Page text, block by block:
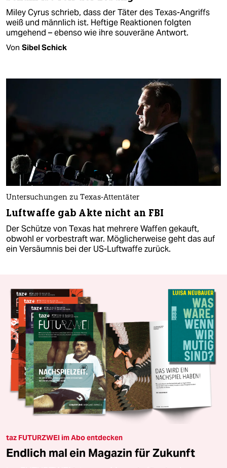
Miley Cyrus schrieb, dass der Täter des Texas-Angriffs
weiß und männlich ist. Heftige Reaktionen folgten
umgehend – ebenso wie ihre souveräne Antwort.
Von Sibel Schick
Untersuchungen zu Texas-Attentäter
Luftwaffe gab Akte nicht an FBI
Der Schütze von Texas hat mehrere Waffen gekauft,
obwohl er vorbestraft war. Möglicherweise geht das auf
ein Versäumnis bei der US-Luftwaffe zurück.
taz FUTURZWEI im Abo entdecken
Endlich mal ein Magazin für Zukunft